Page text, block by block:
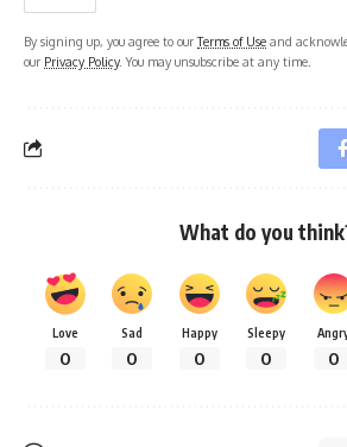
By signing up, you agree to ourTerms of Use and
our Privacy Policy. You may unsubscribe at any time.
What do you
Love
0
Sad
0
Happy
0
Sleepy
0 0